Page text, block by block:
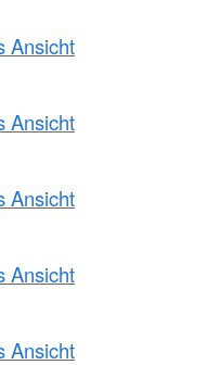
Ansicht
Ansicht
Ansicht
Ansicht
Ansicht